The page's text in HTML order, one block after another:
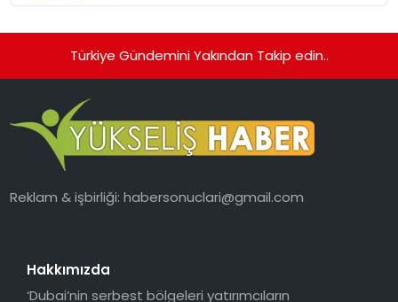
Türkiye Gündemini Yakından Takip edin..
Reklam & işbirliği:habersonuclari@gmail.com
Hakkımızda
‘Dubai’nin serbest bölgeleri yatırımcıların